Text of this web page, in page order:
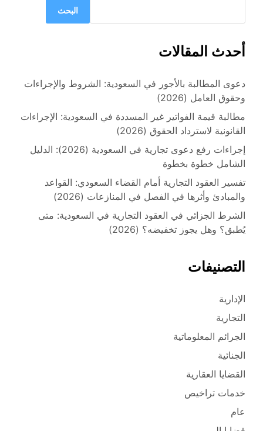
البحث
أحدث المقالات
دعوى المطالبة بالأجور في السعودية: الشروط والإجراءات
وحقوق العامل (2026)
مطالبة قيمة الفواتير غير المسددة في السعودية: الإجراءات
القانونية لاسترداد الحقوق (2026)
إجراءات رفع دعوى تجارية في السعودية (2026): الدليل
الشامل خطوة بخطوة
تفسير العقود التجارية أمام القضاء السعودي: القواعد
والمبادئ وأثرها في الفصل في المنازعات (2026)
الشرط الجزائي في العقود التجارية في السعودية: متى
يُطبق؟ وهل يجوز تخفيضه؟ (2026)
التصنيفات
الإدارية
التجارية
الجرائم المعلوماتية
الجنائية
القضايا العقارية
خدمات تراخيص
عام